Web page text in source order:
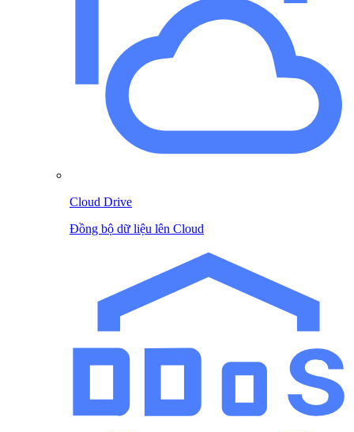
Cloud Drive
Đồng bộ dữ liệu lên Cloud